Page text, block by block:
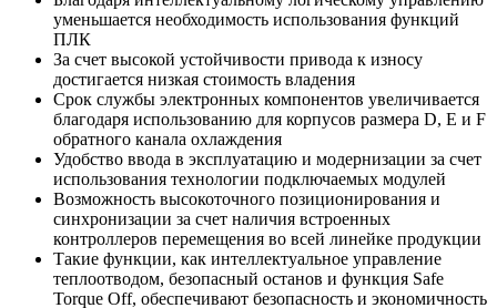
уменьшается необходимость использования функций
ПЛК
За счет высокой устойчивости привода к износу
достигается низкая стоимость владения
Срок службы электронных компонентов увеличивается
благодаря использованию для корпусов размера D, E и F
обратного канала охлаждения
Удобство ввода в эксплуатацию и модернизации за счет
использования технологии подключаемых модулей
Возможность высокоточного позиционирования и
синхронизации за счет наличия встроенных
контроллеров перемещения во всей линейке продукции
Такие функции, как интеллектуальное управление
теплоотводом, безопасный останов и функция Safe
Torque Off, обеспечивают безопасность и экономичность